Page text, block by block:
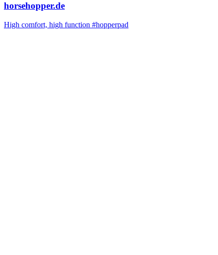
horsehopper.de
High comfort, high function #hopperpad